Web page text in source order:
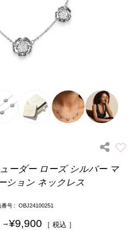
ーダー ローズ シルバー マ
ション ネックレス
番号 OBJ24100251
¥9,900 税込